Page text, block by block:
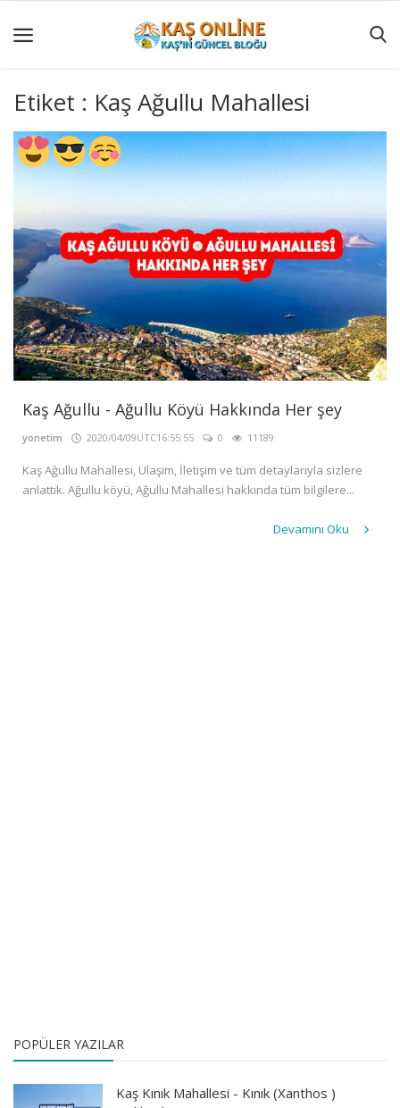
GÜNCEL
YÖRESEL
AKTİVİTELER
KÖŞE
YAZILARI
KAŞ
GEZİ
REHBERİ
GALERİ
İLETİŞİM
GİRİŞ
Etiket : Kaş Ağullu Mahallesi
Kaş Ağullu - Ağullu Köyü Hakkında Her şey
yonetim 2020/04/09UTC16:55:55 0 11189
Kaş Ağullu Mahallesi, Ulaşım, İletişim ve tüm detaylarıyla sizlere
anlattık. Ağullu köyü, Ağullu Mahallesi hakkında tüm bilgilere...
Devamını Oku
POPÜLER YAZILAR
Kaş Kınık Mahallesi - Kınık (Xanthos )